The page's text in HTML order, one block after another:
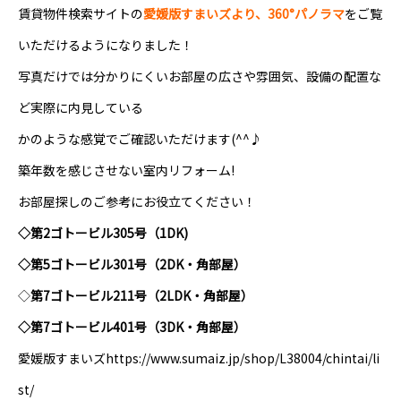
賃貸物件検索サイトの愛媛版すまいズより、360°パノラマをご覧
いただけるようになりました！
写真だけでは分かりにくいお部屋の広さや雰囲気、設備の配置な
ど実際に内見している
かのような感覚でご確認いただけます(^^♪
築年数を感じさせない室内リフォーム!
お部屋探しのご参考にお役立てください！
◇第2ゴトービル305号（1DK)
◇第5ゴトービル301号（2DK・角部屋）
◇第7ゴトービル211号（2LDK・角部屋）
◇第7ゴトービル401号（3DK・角部屋）
愛媛版すまいズhttps://www.sumaiz.jp/shop/L38004/chintai/li
st/